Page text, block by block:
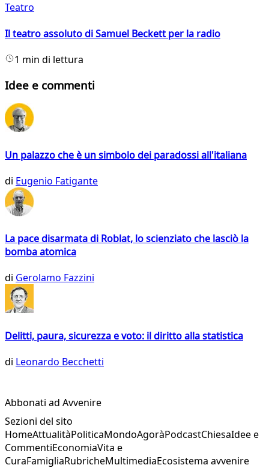
Teatro
Il teatro assoluto di Samuel Beckett per la radio
1 min di lettura
Idee e commenti
Un palazzo che è un simbolo dei paradossi all'italiana
di Eugenio Fatigante
La pace disarmata di Roblat, lo scienziato che lasciò la
bomba atomica
di Gerolamo Fazzini
Delitti, paura, sicurezza e voto: il diritto alla statistica
di Leonardo Becchetti
Abbonati ad Avvenire
Sezioni del sito
HomeAttualitàPoliticaMondoAgoràPodcastChiesaIdee e
CommentiEconomiaVita e
CuraFamigliaRubricheMultimediaEcosistema avvenire